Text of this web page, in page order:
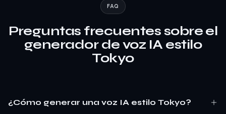
FAQ
Preguntas frecuentes sobre el
generador de voz IA estilo
Tokyo
¿Cómo generar una voz IA estilo Tokyo?